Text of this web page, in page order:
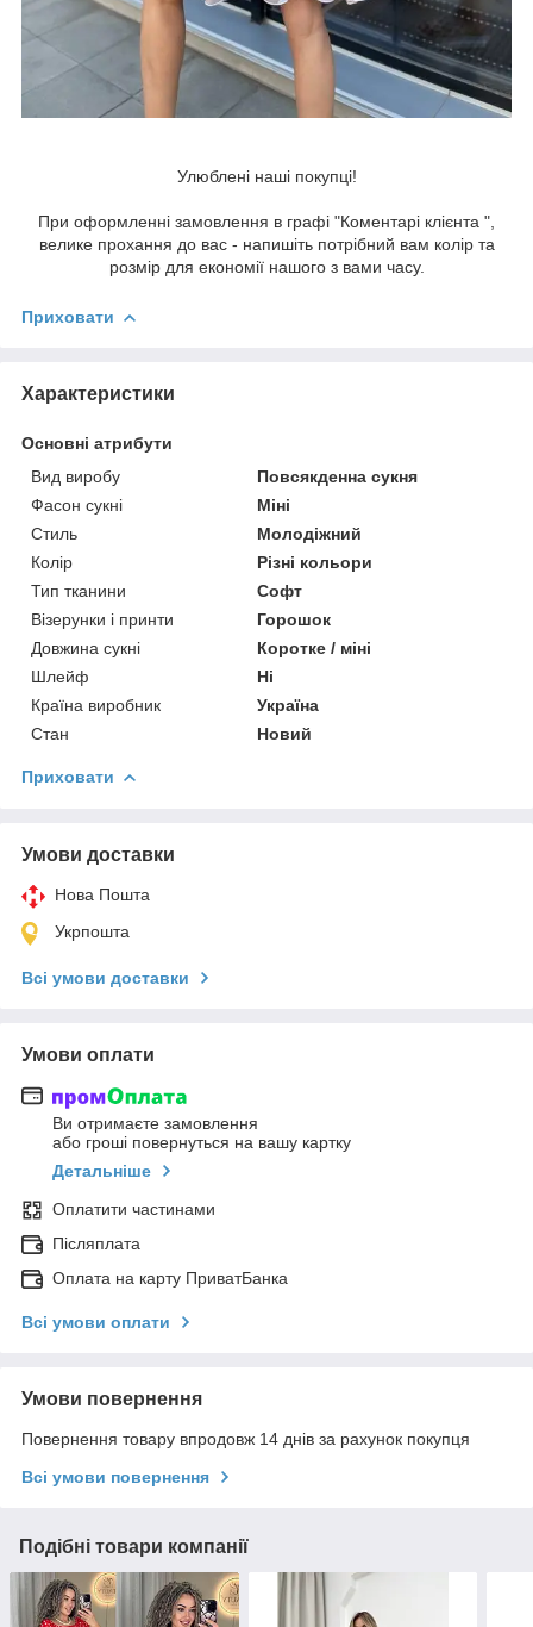
Улюблені наші покупці!
При оформленні замовлення в графі "Коментарі клієнта ",
велике прохання до вас - напишіть потрібний вам колір та
розмір для економії нашого з вами часу.
Приховати
Характеристики
Основні атрибути
Вид виробу
Повсякденна сукня
Фасон сукні
Міні
Стиль
Молодіжний
Колір
Різні кольори
Тип тканини
Софт
Візерунки і принти
Горошок
Довжина сукні
Коротке / міні
Шлейф
Ні
Країна виробник
Україна
Стан
Новий
Приховати
Умови доставки
Нова Пошта
Укрпошта
Всі умови доставки
Умови оплати
Ви отримаєте замовлення
або гроші повернуться на вашу картку
Детальніше
Оплатити частинами
Післяплата
Оплата на карту ПриватБанка
Всі умови оплати
Умови повернення
Повернення товару впродовж 14 днів за рахунок покупця
Всі умови повернення
Подібні товари компанії